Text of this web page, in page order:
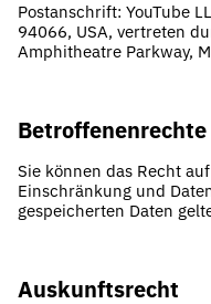
Postanschrift: YouTube
94066, USA, vertreten
Amphitheatre Parkway,
Betroffenenrechte
Sie können das Recht
Einschränkung und
gespeicherten Daten
Auskunftsrecht